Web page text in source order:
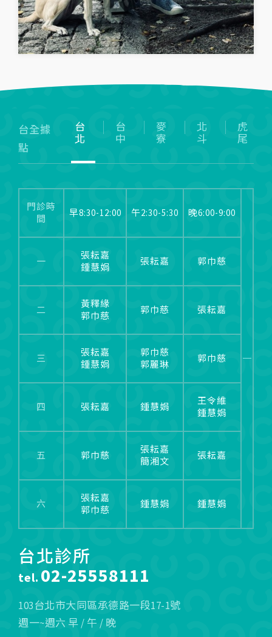
台全據
點
台
北
台
中
麥
寮
北
斗
虎
尾
台北診所
tel. 02-25558111
103台北市大同區承德路一段17-1號
週一~週六 早 / 午 / 晚
門診時
間
一
二
三
四
五
六
早8:30-12:00
張耘嘉
鍾慧娟
黃釋緣
郭巾慈
張耘嘉
鍾慧娟
張耘嘉
郭巾慈
張耘嘉
郭巾慈
午2:30-5:30
張耘嘉
郭巾慈
郭巾慈
郭麗琳
鍾慧娟
張耘嘉
簡湘文
鍾慧娟
晚6:00-9:00
郭巾慈
張耘嘉
郭巾慈
王令維
鍾慧娟
張耘嘉
鍾慧娟